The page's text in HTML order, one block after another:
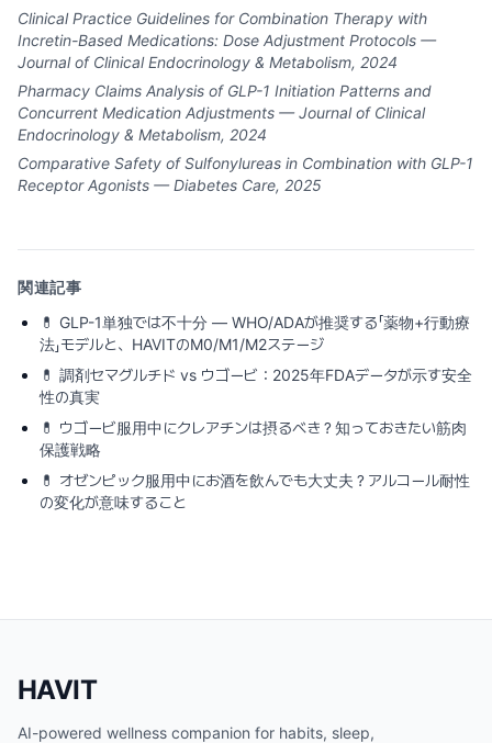
Clinical Practice Guidelines for Combination Therapy with
Incretin-Based Medications: Dose Adjustment Protocols —
Journal of Clinical Endocrinology & Metabolism, 2024
Pharmacy Claims Analysis of GLP-1 Initiation Patterns and
Concurrent Medication Adjustments — Journal of Clinical
Endocrinology & Metabolism, 2024
Comparative Safety of Sulfonylureas in Combination with GLP-1
Receptor Agonists — Diabetes Care, 2025
関連記事
💊 GLP-1単独では不十分 — WHO/ADAが推奨する「薬物+行動療
法」モデルと、HAVITのM0/M1/M2ステージ
💊 調剤セマグルチド vs ウゴービ：2025年FDAデータが示す安全
性の真実
💊 ウゴービ服用中にクレアチンは摂るべき？知っておきたい筋肉
保護戦略
💊 オゼンピック服用中にお酒を飲んでも大丈夫？アルコール耐性
の変化が意味すること
HAVIT
AI-powered wellness companion for habits, sleep,